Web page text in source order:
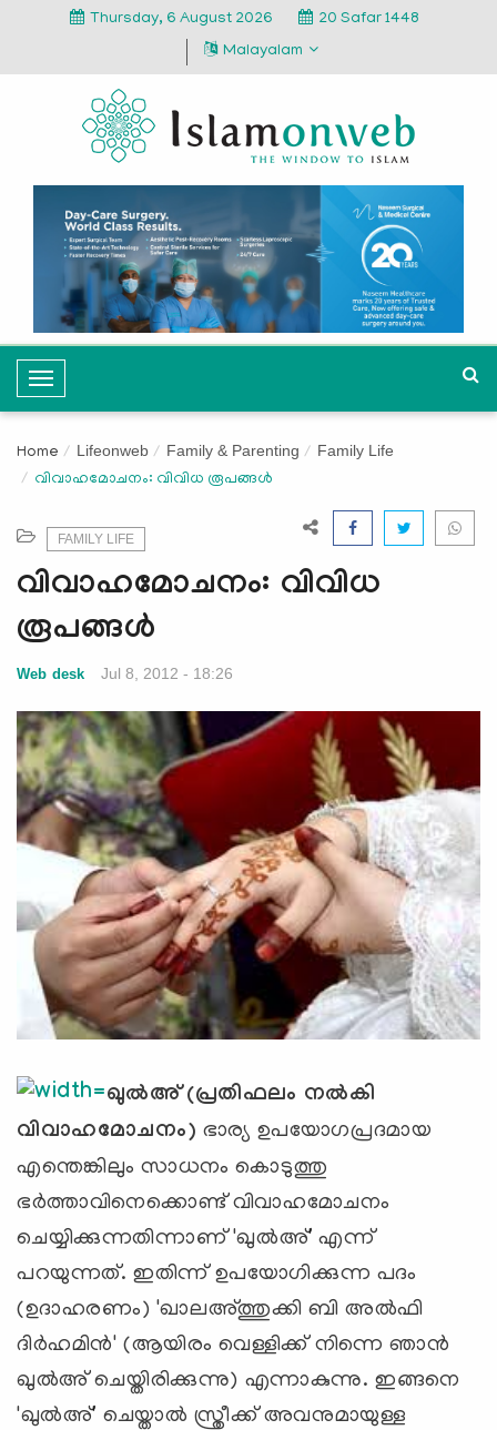
Thursday, 6 August 2026
20 Safar 1448
Malayalam
T
o
g
l
a
v
i
g
a
i
o
n
Home Lifeonweb Family & Parenting Family Life
വിവാഹമോചനം: വിവിധ രൂപങ്ങള്‍
FAMILY LIFE
വിവാഹമോചനം: വിവിധ
രൂപങ്ങള്‍
Web desk Jul 8, 2012 - 18:26
ഖുല്‍അ് (പ്രതിഫലം നല്‍കി
വിവാഹമോചനം) ഭാര്യ ഉപയോഗപ്രദമായ
എന്തെങ്കിലും സാധനം കൊടുത്തു
ഭര്‍ത്താവിനെക്കൊണ്ട് വിവാഹമോചനം
ചെയ്യിക്കുന്നതിന്നാണ് 'ഖുല്‍അ്' എന്ന്
പറയുന്നത്. ഇതിന്ന് ഉപയോഗിക്കുന്ന പദം
(ഉദാഹരണം) 'ഖാലഅ്ത്തുക്കി ബി അല്‍ഫി
ദിര്‍ഹമിന്‍' (ആയിരം വെള്ളിക്ക് നിന്നെ ഞാന്‍
ഖുല്‍അ് ചെയ്തിരിക്കുന്നു) എന്നാകുന്നു. ഇങ്ങനെ
'ഖുല്‍അ്' ചെയ്താല്‍ സ്ത്രീക്ക് അവനുമായുള്ള